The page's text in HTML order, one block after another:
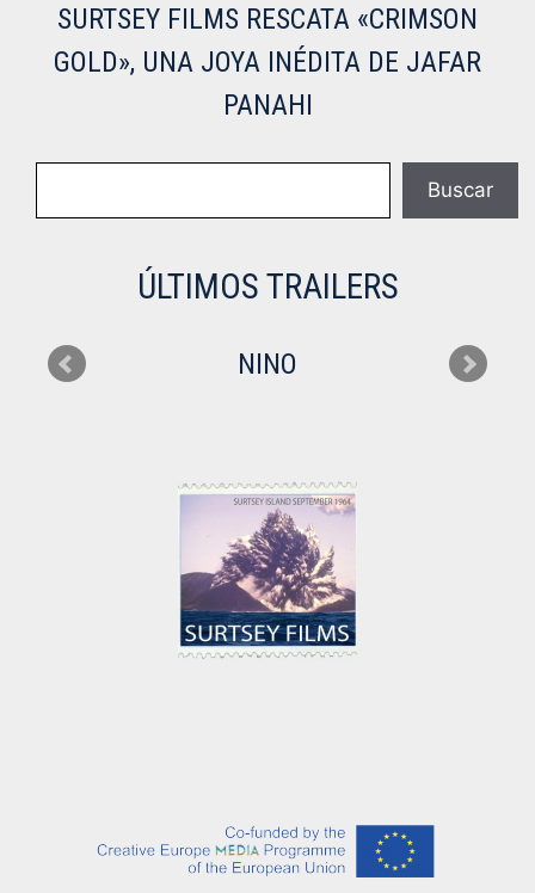
SURTSEY FILMS RESCATA «CRIMSON
GOLD», UNA JOYA INÉDITA DE JAFAR
PANAHI
Buscar
ÚLTIMOS TRAILERS
NINO